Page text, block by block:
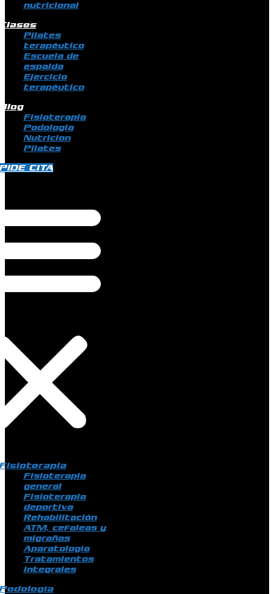
nutricional
Pilates
terapéutico
Escuela de
espalda
Ejercicio
terapéutico
Fisioterapia
Podologia
Nutricion
Pilates
CITA
Fisioterapia
general
Fisioterapia
deportiva
Rehabilitación
ATM, cefaleas y
migrañas
Aparatología
Tratamientos
integrales